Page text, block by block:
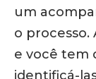
um
o
e você tem
identificá-